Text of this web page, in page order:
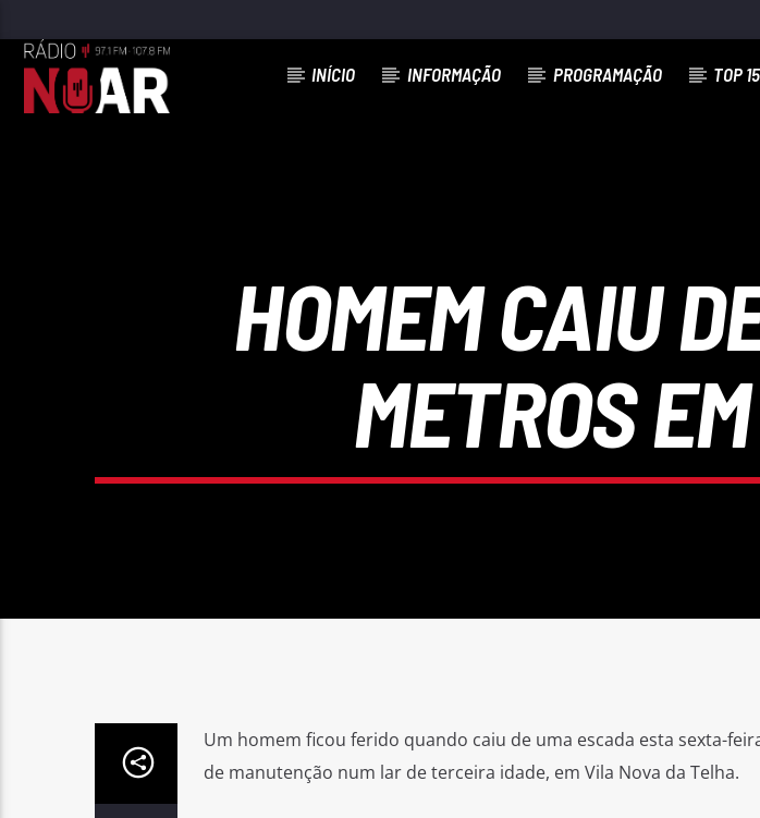
INÍCIO INFORMAÇÃO PROGRAMAÇÃO TOP 15
HOMEM CAIU
METROS
Um homem ficou ferido quando caiu de uma escada esta sexta-
de manutenção num lar de terceira idade, em Vila Nova da Telha.